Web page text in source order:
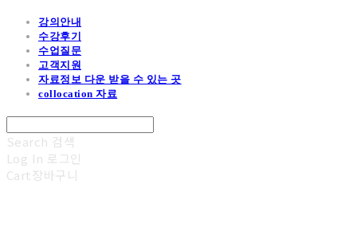
강의안내
수강후기
수업질문
고객지원
자료정보 다운 받을 수 있는 곳
collocation 자료
Search 검색
Log In 로그인
Cart장바구니